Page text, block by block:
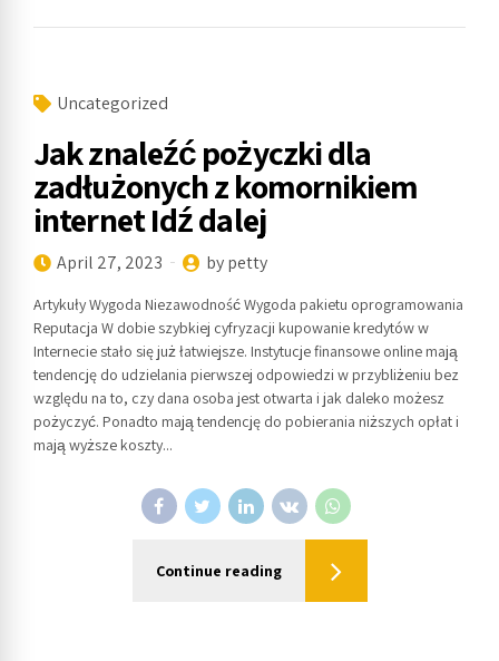
Uncategorized
Jak znaleźć pożyczki dla
zadłużonych z komornikiem
internet Idź dalej
April 27, 2023 by petty
Artykuły Wygoda Niezawodność Wygoda pakietu oprogramowania
Reputacja W dobie szybkiej cyfryzacji kupowanie kredytów w
Internecie stało się już łatwiejsze. Instytucje finansowe online mają
tendencję do udzielania pierwszej odpowiedzi w przybliżeniu bez
względu na to, czy dana osoba jest otwarta i jak daleko możesz
pożyczyć. Ponadto mają tendencję do pobierania niższych opłat i
mają wyższe koszty...
Continue reading